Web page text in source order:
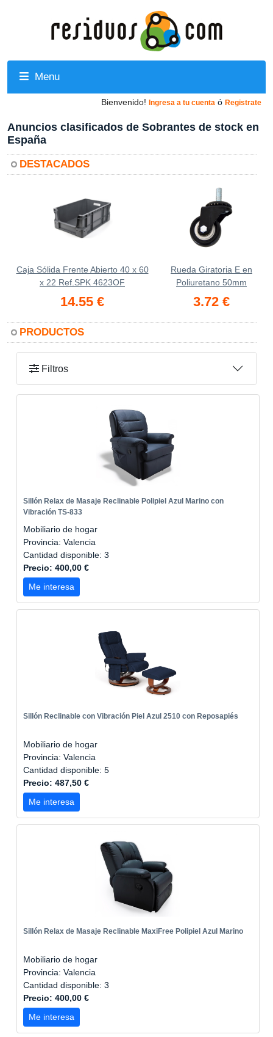
Menu
Bienvenido! Ingresa a tu cuenta ó Registrate
Anuncios clasificados de Sobrantes de stock en
España
DESTACADOS
Caja Sólida Frente Abierto 40 x 60
x 22 Ref.SPK 4623OF
14.55 €
Rueda Giratoria E en
Poliuretano 50mm
3.72 €
PRODUCTOS
Filtros
Sillón Relax de Masaje Reclinable Polipiel Azul Marino con
Vibración TS-833
Mobiliario de hogar
Provincia: Valencia
Cantidad disponible: 3
Precio: 400,00 €
Me interesa
Sillón Reclinable con Vibración Piel Azul 2510 con Reposapiés
Mobiliario de hogar
Provincia: Valencia
Cantidad disponible: 5
Precio: 487,50 €
Me interesa
Sillón Relax de Masaje Reclinable MaxiFree Polipiel Azul Marino
Mobiliario de hogar
Provincia: Valencia
Cantidad disponible: 3
Precio: 400,00 €
Me interesa